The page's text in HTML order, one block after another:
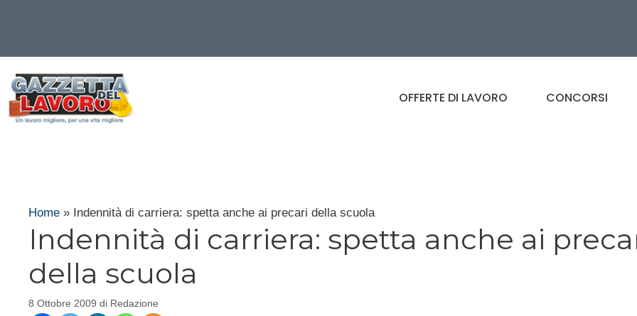
contenuto
OFFERTE DI LAVORO CONCORSI
Home » Indennità di carriera: spetta anche ai precari della scuola
Indennità di carriera: spetta anche ai
della scuola
8 Ottobre 2009 di Redazione